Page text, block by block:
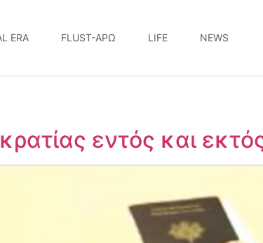
ERA FLUST-ΆΡΩ LIFE NEWS
εντός και